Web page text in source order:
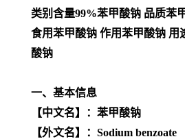
类别含量99%苯甲酸钠 品质苯
食用苯甲酸钠 作用苯甲酸钠 用
酸钠
一、基本信息
【中文名】：苯甲酸钠
【外文名】：Sodium benzoate